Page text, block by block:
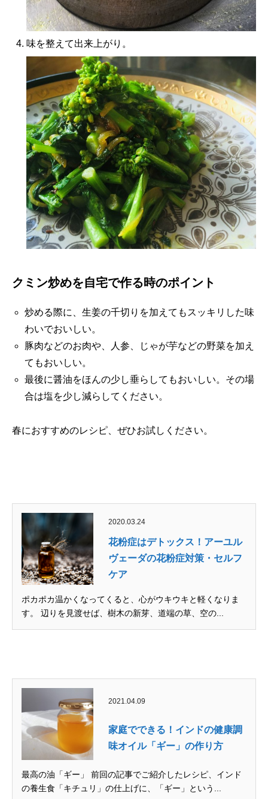
味を整えて出来上がり。
クミン炒めを自宅で作る時のポイント
炒める際に、生姜の千切りを加えてもスッキリした味
わいでおいしい。
豚肉などのお肉や、人参、じゃが芋などの野菜を加え
てもおいしい。
最後に醤油をほんの少し垂らしてもおいしい。その場
合は塩を少し減らしてください。
春におすすめのレシピ、ぜひお試しください。
2020.03.24
花粉症はデトックス！アーユル
ヴェーダの花粉症対策・セルフ
ケア
ポカポカ温かくなってくると、心がウキウキと軽くなりま
す。 辺りを見渡せば、樹木の新芽、道端の草、空の...
2021.04.09
家庭でできる！インドの健康調
味オイル「ギー」の作り方
最高の油「ギー」 前回の記事でご紹介したレシピ、インド
の養生食「キチュリ」の仕上げに、「ギー」という...